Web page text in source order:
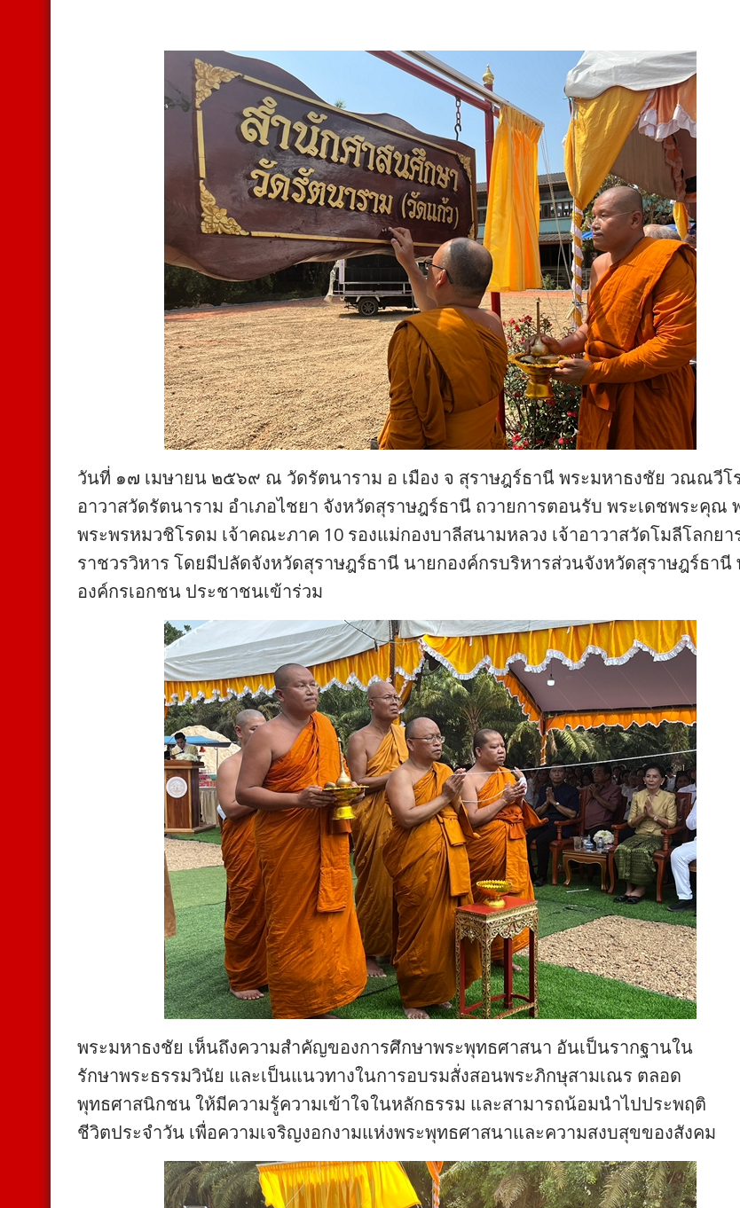
วันที่ ๑๗ เมษายน ๒๕๖๙ ณ วัดรัตนาราม อ เมือง จ สุราษฎร์ธานี พระมหาธงชัย วณณวีโ
อาวาสวัดรัตนาราม อำเภอไชยา จังหวัดสุราษฎร์ธานี ถวายการตอนรับ พระเดชพระคุณ
พระพรหมวชิโรดม เจ้าคณะภาค 10 รองแม่กองบาลีสนามหลวง เจ้าอาวาสวัดโมลีโลกยา
ราชวรวิหาร โดยมีปลัดจังหวัดสุราษฎร์ธานี นายกองค์กรบริหารส่วนจังหวัดสุราษฎร์ธานี
องค์กรเอกชน ประชาชนเข้าร่วม
พระมหาธงชัย เห็นถึงความสำคัญของการศึกษาพระพุทธศาสนา อันเป็นรากฐานใน
รักษาพระธรรมวินัย และเป็นแนวทางในการอบรมสั่งสอนพระภิกษุสามเณร ตลอด
พุทธศาสนิกชน ให้มีความรู้ความเข้าใจในหลักธรรม และสามารถน้อมนำไปประพฤติ
ชีวิตประจำวัน เพื่อความเจริญงอกงามแห่งพระพุทธศาสนาและความสงบสุขของสังคม